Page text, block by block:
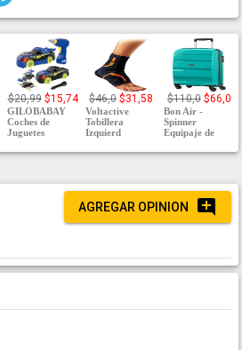
$20,99 $15,74
GILOBABAY
Coches de
Juguetes
$46,0 $31,58
Voltactive
Tobillera
Izquierd
$110,0 $66,0
Bon Air -
Spinner
Equipaje de
AGREGAR OPINION